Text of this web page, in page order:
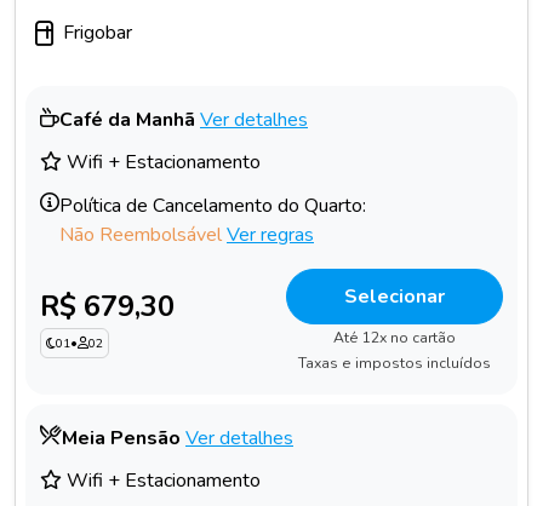
Frigobar
Café da Manhã Ver detalhes
Wifi + Estacionamento
Política de Cancelamento do Quarto:
Não ReembolsávelVer regras
R$ 679,30
01• 02
Selecionar
Até 12x no cartão
Taxas e impostos incluídos
Meia Pensão Ver detalhes
Wifi + Estacionamento